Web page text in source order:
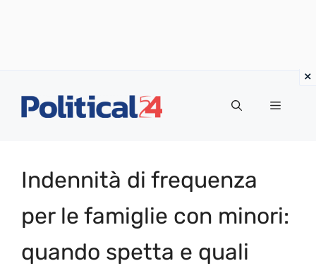
Menu
Indennità di frequenza
per le famiglie con minori:
quando spetta e quali